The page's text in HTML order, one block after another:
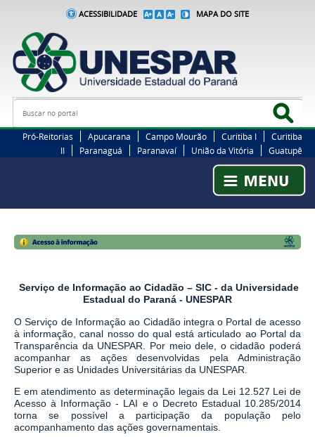
ACESSIBILIDADE MAPA DO SITE
Busca
Pró-Reitorias Apucarana Campo Mourão Curitiba I
Curitiba
II
Paranaguá Paranavaí União da Vitória Guatupê
Serviço de Informação ao Cidadão – SIC - da Universidade
Estadual do Paraná - UNESPAR
O Serviço de Informação ao Cidadão integra o Portal de acesso
à informação, canal nosso do qual está articulado ao Portal da
Transparência da UNESPAR. Por meio dele, o cidadão poderá
acompanhar as ações desenvolvidas pela Administração
Superior e as Unidades Universitárias da UNESPAR.
E em atendimento as determinação legaisda Lei 12.527 Lei de
Acesso à Informação - LAI e o Decreto Estadual 10.285/2014
torna se possível a participação da população pelo
acompanhamento das ações governamentais.